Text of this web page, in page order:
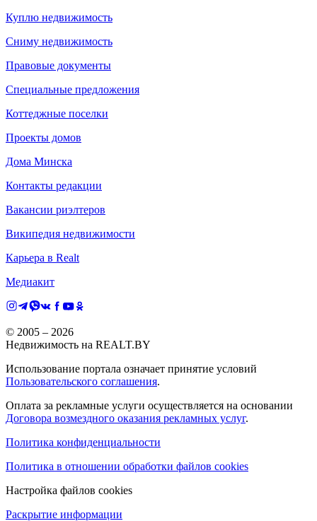
Куплю недвижимость
Сниму недвижимость
Правовые документы
Специальные предложения
Коттеджные поселки
Проекты домов
Дома Минска
Контакты редакции
Вакансии риэлтеров
Википедия недвижимости
Карьера в Realt
Медиакит
© 2005 – 2026
Недвижимость на REALT.BY
Использование портала означает принятие условий
Пользовательского соглашения.
Оплата за рекламные услуги осуществляется на основании
Договора возмездного оказания рекламных услуг.
Политика конфиденциальности
Политика в отношении обработки файлов cookies
Настройка файлов cookies
Раскрытие информации